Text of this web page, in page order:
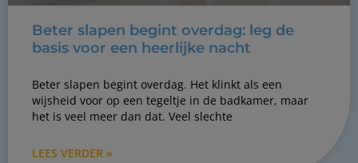
Beter slapen begint overdag: leg de
basis voor een heerlijke nacht
Beter slapen begint overdag. Het klinkt als een
wijsheid voor op een tegeltje in de badkamer, maar
het is veel meer dan dat. Veel slechte
LEES VERDER »